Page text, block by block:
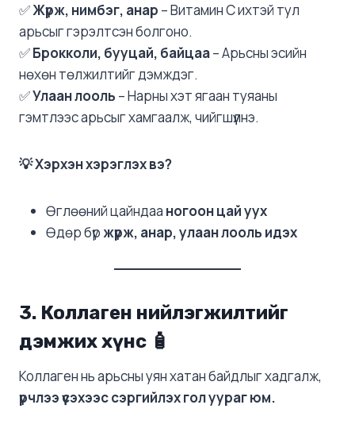
✅Жүрж, нимбэг, анар – Витамин C ихтэй тул
арьсыг гэрэлтсэн болгоно.
✅Брокколи, бууцай, байцаа– Арьсны эсийн
нөхөн төлжилтийг дэмждэг.
✅Улаан лооль – Нарны хэт ягаан туяаны
гэмтлээс арьсыг хамгаалж, чийгшүүлнэ.
💡 Хэрхэн хэрэглэх вэ?
Өглөөний цайндаа ногоон цай уух
Өдөр бүржүрж, анар, улаан лооль идэх
3. Коллаген нийлэгжилтийг
дэмжих хүнс 🧴
Коллаген нь арьсны уян хатан байдлыг хадгалж,
үрчлээ үүсэхээс сэргийлэх гол уураг юм.